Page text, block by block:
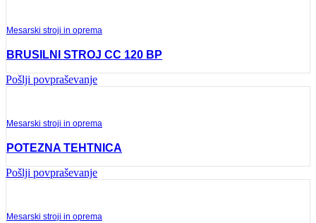
Mesarski stroji in oprema
BRUSILNI STROJ CC 120 BP
Pošlji povpraševanje
Mesarski stroji in oprema
POTEZNA TEHTNICA
Pošlji povpraševanje
Mesarski stroji in oprema